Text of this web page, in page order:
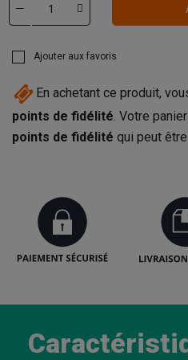
Ajouter aux favoris
En achetant ce produit,
points de fidélité. Votre
points de fidélité qui peut